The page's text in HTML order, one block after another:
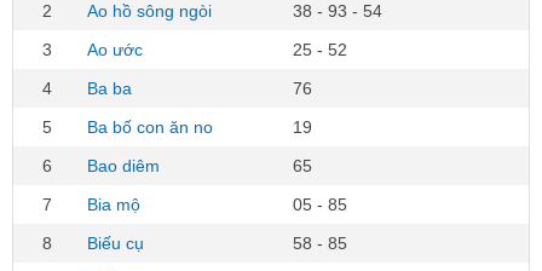
2
Ao hồ sông ngòi
38 - 93 - 54
3
Ao ước
25 - 52
4
Ba ba
76
5
Ba bố con ăn no
19
6
Bao diêm
65
7
Bia mộ
05 - 85
8
Biếu cụ
58 - 85